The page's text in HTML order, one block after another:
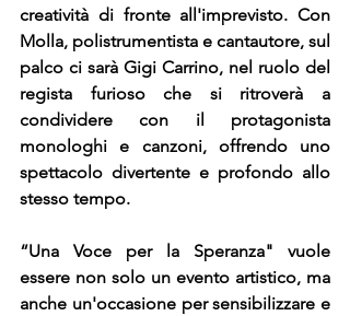
creatività di fronte all'imprevisto. Con
Molla, polistrumentista e cantautore, sul
palco ci sarà Gigi Carrino, nel ruolo del
regista furioso che si ritroverà a
condividere con il protagonista
monologhi e canzoni, offrendo uno
spettacolo divertente e profondo allo
stesso tempo.
“Una Voce per la Speranza" vuole
essere non solo un evento artistico, ma
anche un'occasione per sensibilizzare e